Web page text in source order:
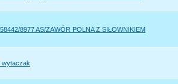
8977 AS/ZAWÓR POLNA Z SIŁOWNIKIEM
wytaczak